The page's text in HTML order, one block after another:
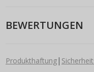
BEWERTUNGEN
Produkthaftung|